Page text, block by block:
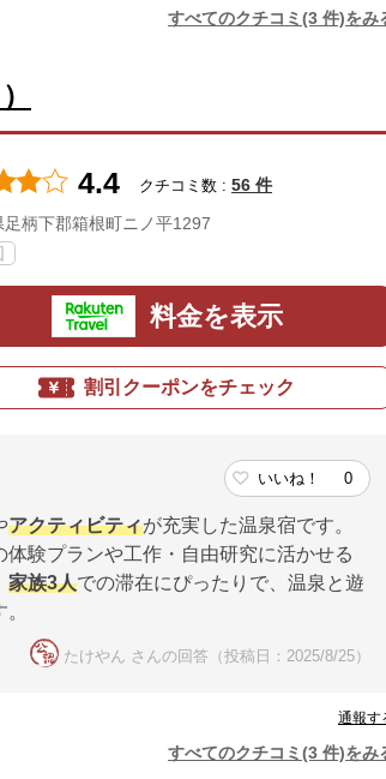
すべてのクチコミ(3 件)をみ
4.4 クチコミ数 : 56 件
足柄下郡箱根町ニノ平1297
料金を表示
割引クーポンをチェック
いいね！ 0
アクティビティが充実した温泉宿です。
験プランや工作・自由研究に活かせる
家族3人での滞在にぴったりで、温泉と遊
たけやん さんの回答（投稿日：2025/8/25）
通報す
すべてのクチコミ(3 件)をみ